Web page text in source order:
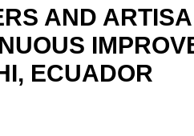
AND
ECUADOR